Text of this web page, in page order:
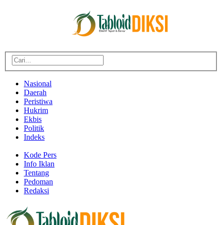
Nasional
Daerah
Peristiwa
Hukrim
Ekbis
Politik
Indeks
Kode Pers
Info Iklan
Tentang
Pedoman
Redaksi